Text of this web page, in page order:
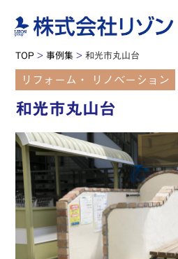
TOP > 事例集 > 和光市丸山台
リフォーム・ リノベーション
和光市丸山台